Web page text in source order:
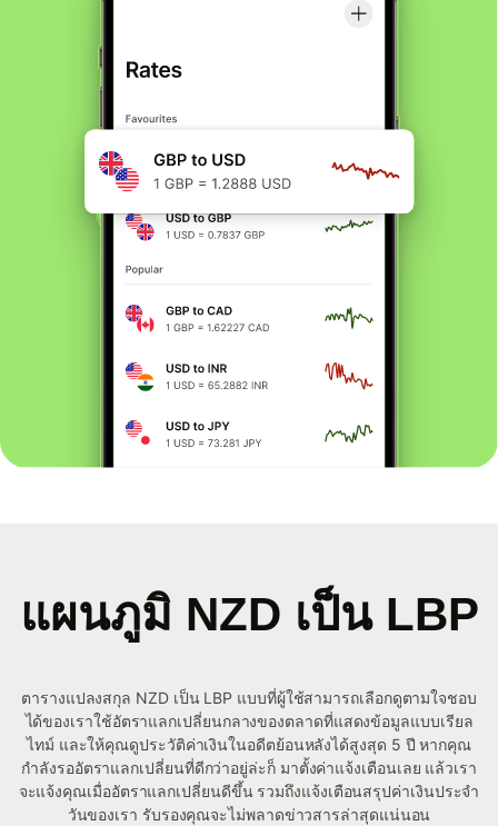
แผนภูมิ NZD เป็น LBP
ตารางแปลงสกุล NZD เป็น LBP แบบที่ผู้ใช้สามารถเลือกดูตามใจชอบ
ได้ของเราใช้อัตราแลกเปลี่ยนกลางของตลาดที่แสดงข้อมูลแบบเรียล
ไทม์ และให้คุณดูประวัติค่าเงินในอดีตย้อนหลังได้สูงสุด 5 ปี หากคุณ
กำลังรออัตราแลกเปลี่ยนที่ดีกว่าอยู่ล่ะก็ มาตั้งค่าแจ้งเตือนเลย แล้วเรา
จะแจ้งคุณเมื่ออัตราแลกเปลี่ยนดีขึ้น รวมถึงแจ้งเตือนสรุปค่าเงินประจำ
วันของเรา รับรองคุณจะไม่พลาดข่าวสารล่าสุดแน่นอน